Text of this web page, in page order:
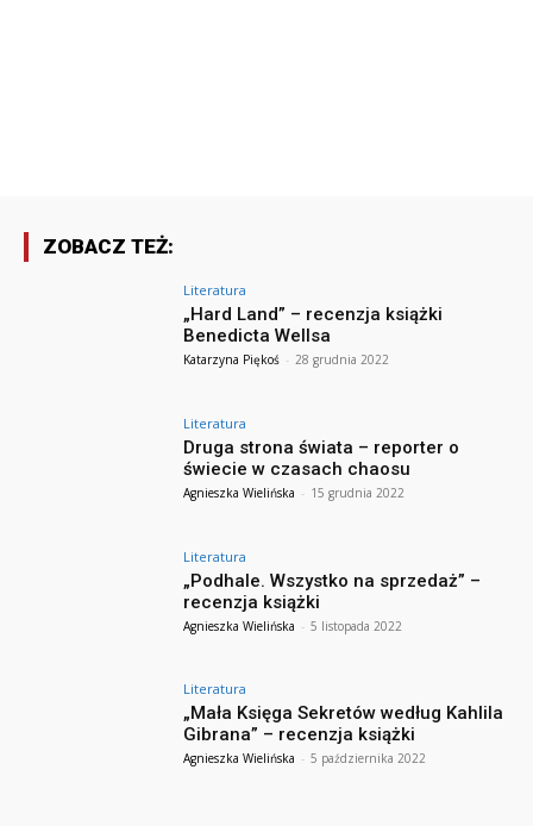
ZOBACZ TEŻ:
Literatura
„Hard Land” – recenzja książki
Benedicta Wellsa
Katarzyna Piękoś - 28 grudnia 2022
Literatura
Druga strona świata – reporter o
świecie w czasach chaosu
Agnieszka Wielińska - 15 grudnia 2022
Literatura
„Podhale. Wszystko na sprzedaż” –
recenzja książki
Agnieszka Wielińska - 5 listopada 2022
Literatura
„Mała Księga Sekretów według Kahlila
Gibrana” – recenzja książki
Agnieszka Wielińska - 5 października 2022